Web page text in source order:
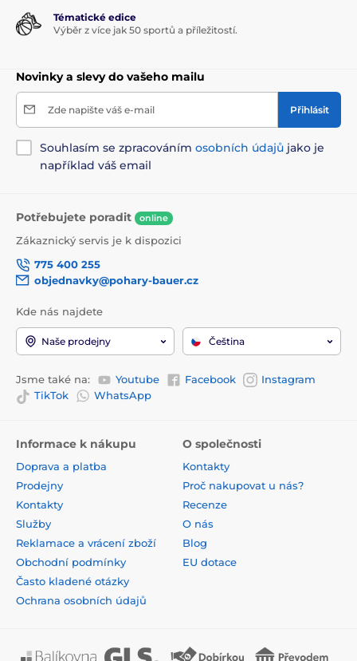
Tématické edice
Výběr z více jak 50 sportů a příležitostí.
Novinky a slevy do vašeho mailu
Zde napište váš e-mail Přihlásit
Souhlasím se zpracováním osobních údajů jako je
například váš email
Potřebujete poradit online
Zákaznický servis je k dispozici
775 400 255
objednavky@pohary-bauer.cz
Kde nás najdete
Naše prodejny Čeština
Jsme také na: Youtube Facebook
Instagram
TikTok
WhatsApp
Informace k nákupu
Doprava a platba
Prodejny
Kontakty
Služby
Reklamace a vrácení zboží
Obchodní podmínky
Často kladené otázky
Ochrana osobních údajů
O společnosti
Kontakty
Proč nakupovat u nás?
Recenze
O nás
Blog
EU dotace